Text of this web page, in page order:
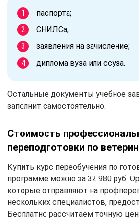
паспорта;
СНИЛСа;
заявления на зачисление;
диплома вуза или ссуза.
Остальные документы учебное
заполнит самостоятельно.
Стоимость
переподготовки по
Купить курс переобучения по
программе можно за 32 980 руб.
которые отправляют на
нескольких специалистов,
Бесплатно рассчитаем точную